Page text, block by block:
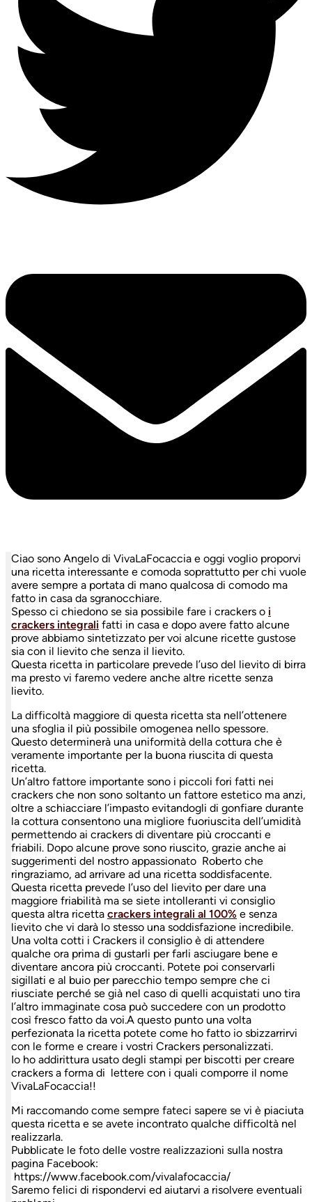
Ciao sono Angelo di VivaLaFocaccia e oggi voglio proporvi
una ricetta interessante e comoda soprattutto per chi vuole
avere sempre a portata di mano qualcosa di comodo ma
fatto in casa da sgranocchiare.
Spesso ci chiedono se sia possibile fare i crackers o i
crackers integrali fatti in casa e dopo avere fatto alcune
prove abbiamo sintetizzato per voi alcune ricette gustose
sia con il lievito che senza il lievito.
Questa ricetta in particolare prevede l’uso del lievito di birra
ma presto vi faremo vedere anche altre ricette senza
lievito.
La difficoltà maggiore di questa ricetta sta nell’ottenere
una sfoglia il più possibile omogenea nello spessore.
Questo determinerà una uniformità della cottura che è
veramente importante per la buona riuscita di questa
ricetta.
Un’altro fattore importante sono i piccoli fori fatti nei
crackers che non sono soltanto un fattore estetico ma anzi,
oltre a schiacciare l’impasto evitandogli di gonfiare durante
la cottura consentono una migliore fuoriuscita dell’umidità
permettendo ai crackers di diventare più croccanti e
friabili. Dopo alcune prove sono riuscito, grazie anche ai
suggerimenti del nostro appassionato Roberto che
ringraziamo, ad arrivare ad una ricetta soddisfacente.
Questa ricetta prevede l’uso del lievito per dare una
maggiore friabilità ma se siete intolleranti vi consiglio
questa altra ricetta crackers integrali al 100% e senza
lievito che vi darà lo stesso una soddisfazione incredibile.
Una volta cotti i Crackers il consiglio è di attendere
qualche ora prima di gustarli per farli asciugare bene e
diventare ancora più croccanti. Potete poi conservarli
sigillati e al buio per parecchio tempo sempre che ci
riusciate perché se già nel caso di quelli acquistati uno tira
l’altro immaginate cosa può succedere con un prodotto
così fresco fatto da voi.A questo punto una volta
perfezionata la ricetta potete come ho fatto io sbizzarrirvi
con le forme e creare i vostri Crackers personalizzati.
Io ho addirittura usato degli stampi per biscotti per creare
crackers a forma di lettere con i quali comporre il nome
VivaLaFocaccia!!
Mi raccomando come sempre fateci sapere se vi è piaciuta
questa ricetta e se avete incontrato qualche difficoltà nel
realizzarla.
Pubblicate le foto delle vostre realizzazioni sulla nostra
pagina Facebook:
https://www.facebook.com/vivalafocaccia/
Saremo felici di rispondervi ed aiutarvi a risolvere eventuali